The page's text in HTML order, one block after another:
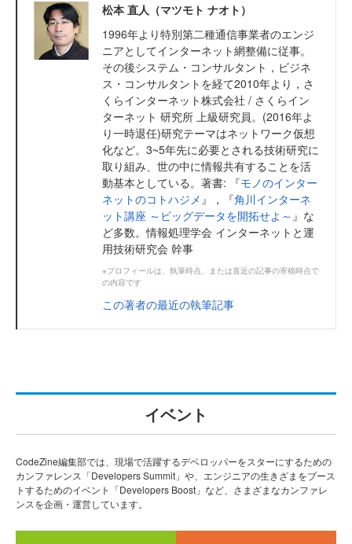
松本 直人（マツモト ナオト）
1996年より特別第二種通信事業者のエンジ
ニアとしてインターネット網整備に従事。
その後システム・コンサルタント，ビジネ
ス・コンサルタントを経て2010年より，さ
くらインターネット株式会社 / さくらイン
ターネット 研究所 上級研究員。(2016年よ
り一時退任)研究テーマはネットワーク仮想
化など。3~5年先に必要とされる技術研究に
取り組み、世の中に情報共有することを活
動基本としている。著書: 『モノのインター
ネットのコトハジメ 』，『角川インターネ
ット講座 ～ビッグデータを開拓せよ～ 』な
ど多数。情報処理学会 インターネットと運
用技術研究会 幹事
※プロフィールは、執筆時点、または直近の記事の寄稿時点で
の内容です
この著者の最近の執筆記事
イベント
CodeZine編集部では、現場で活躍するデベロッパーをスターにするための
カンファレンス「Developers Summit」や、エンジニアの生きざまをブース
トするためのイベント「Developers Boost」など、さまざまなカンファレ
ンスを企画・運営しています。